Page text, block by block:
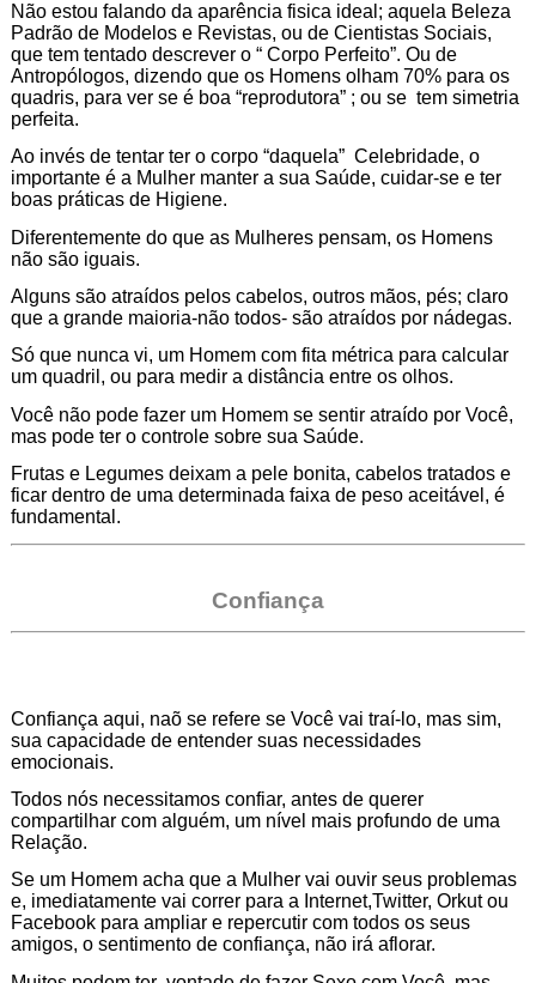
Não estou falando da aparência fisica ideal; aquela Beleza
Padrão de Modelos e Revistas, ou de Cientistas Sociais,
que tem tentado descrever o “ Corpo Perfeito”. Ou de
Antropólogos, dizendo que os Homens olham 70% para os
quadris, para ver se é boa “reprodutora” ; ou se tem simetria
perfeita.
Ao invés de tentar ter o corpo “daquela” Celebridade, o
importante é a Mulher manter a sua Saúde, cuidar-se e ter
boas práticas de Higiene.
Diferentemente do que as Mulheres pensam, os Homens
não são iguais.
Alguns são atraídos pelos cabelos, outros mãos, pés; claro
que a grande maioria-não todos- são atraídos por nádegas.
Só que nunca vi, um Homem com fita métrica para calcular
um quadril, ou para medir a distância entre os olhos.
Você não pode fazer um Homem se sentir atraído por Você,
mas pode ter o controle sobre sua Saúde.
Frutas e Legumes deixam a pele bonita, cabelos tratados e
ficar dentro de uma determinada faixa de peso aceitável, é
fundamental.
Confiança
Confiança aqui, naõ se refere se Você vai traí-lo, mas sim,
sua capacidade de entender suas necessidades
emocionais.
Todos nós necessitamos confiar, antes de querer
compartilhar com alguém, um nível mais profundo de uma
Relação.
Se um Homem acha que a Mulher vai ouvir seus problemas
e, imediatamente vai correr para a Internet,Twitter, Orkut ou
Facebook para ampliar e repercutir com todos os seus
amigos, o sentimento de confiança, não irá aflorar.